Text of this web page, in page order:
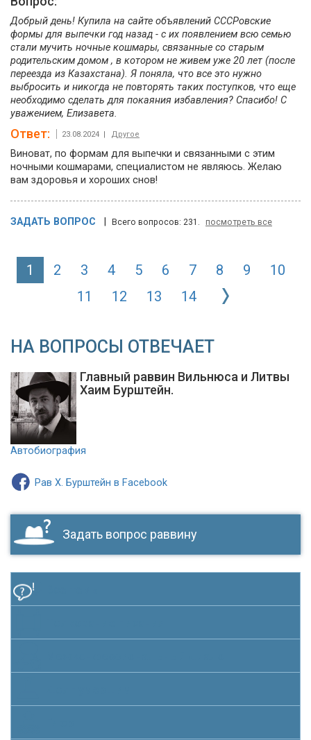
Добрый день! Купила на сайте объявлений СССРовские
формы для выпечки год назад - с их появлением всю семью
стали мучить ночные кошмары, связанные со старым
родительским домом , в котором не живем уже 20 лет (после
переезда из Казахстана). Я поняла, что все это нужно
выбросить и никогда не повторять таких поступков, что еще
необходимо сделать для покаяния избавления? Спасибо! С
уважением, Елизавета.
Ответ: 23.08.2024 | Другое
Виноват, по формам для выпечки и связанными с этим
ночными кошмарами, специалистом не являюсь. Желаю
вам здоровья и хороших снов!
ЗАДАТЬ ВОПРОС Всего вопросов: 231. посмотреть все
1 2 3 4 5 6 7 8 9
10
11
12 13 14
НА ВОПРОСЫ ОТВЕЧАЕТ
Главный раввин Вильнюса и Литвы
Хаим Бурштейн.
Автобиография
Рав Х. Бурштейн в Facebook
Задать вопрос раввину